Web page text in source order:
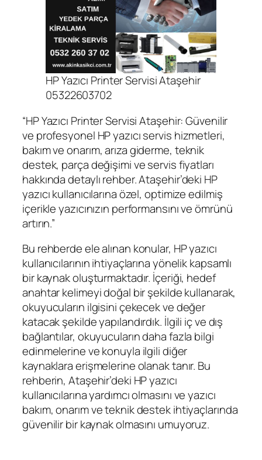
HP Yazıcı Printer Servisi Ataşehir
05322603702
“HP Yazıcı Printer Servisi Ataşehir: Güvenilir
ve profesyonel HP yazıcı servis hizmetleri,
bakım ve onarım, arıza giderme, teknik
destek, parça değişimi ve servis fiyatları
hakkında detaylı rehber. Ataşehir’deki HP
yazıcı kullanıcılarına özel, optimize edilmiş
içerikle yazıcınızın performansını ve ömrünü
artırın.”
Bu rehberde ele alınan konular, HP yazıcı
kullanıcılarının ihtiyaçlarına yönelik kapsamlı
bir kaynak oluşturmaktadır. İçeriği, hedef
anahtar kelimeyi doğal bir şekilde kullanarak,
okuyucuların ilgisini çekecek ve değer
katacak şekilde yapılandırdık. İlgili iç ve dış
bağlantılar, okuyucuların daha fazla bilgi
edinmelerine ve konuyla ilgili diğer
kaynaklara erişmelerine olanak tanır. Bu
rehberin, Ataşehir’deki HP yazıcı
kullanıcılarına yardımcı olmasını ve yazıcı
bakım, onarım ve teknik destek ihtiyaçlarında
güvenilir bir kaynak olmasını umuyoruz.